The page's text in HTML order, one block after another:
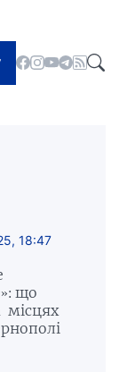
18:47
що
місцях